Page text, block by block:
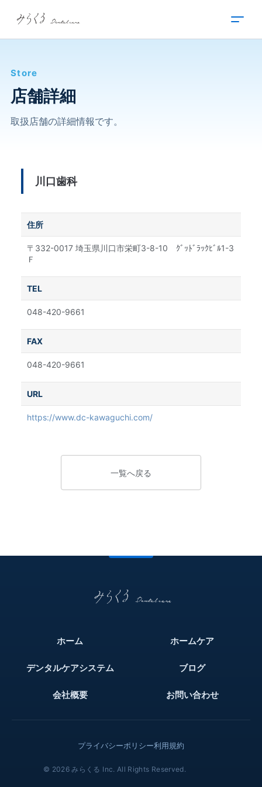
Store
店舗詳細
取扱店舗の詳細情報です。
川口歯科
住所
〒332-0017 埼玉県川口市栄町3-8-10 ｸﾞｯﾄﾞﾗｯｸﾋﾞﾙ1-3
Ｆ
TEL
048-420-9661
FAX
048-420-9661
URL
https://www.dc-kawaguchi.com/
一覧へ戻る
ホーム ホームケア
デンタルケアシステム ブログ
会社概要 お問い合わせ
プライバシーポリシー利用規約
© 2026 みらくる Inc. All Rights Reserved.